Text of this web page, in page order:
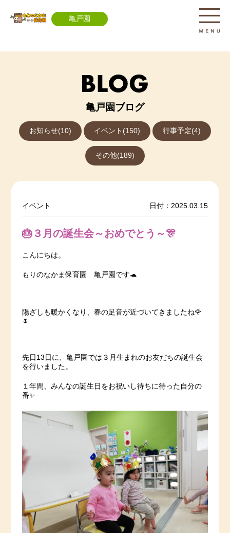
亀戸園
亀戸園ブログ
お知らせ(10) イベント(150) 行事予定(4)
その他(189)
イベント 日付：2025.03.15
🎂３月の誕生会～おめでとう～🎊
こんにちは。
もりのなかま保育園 亀戸園です🐢
陽ざしも暖かくなり、春の足音が近づいてきましたね🌹
🌷
先日13日に、亀戸園では３月生まれのお友だちの誕生会
を行いました。
１年間、みんなの誕生日をお祝いし待ちに待った自分の
番✨